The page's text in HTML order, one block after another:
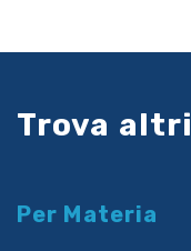
Trova
Per Materia